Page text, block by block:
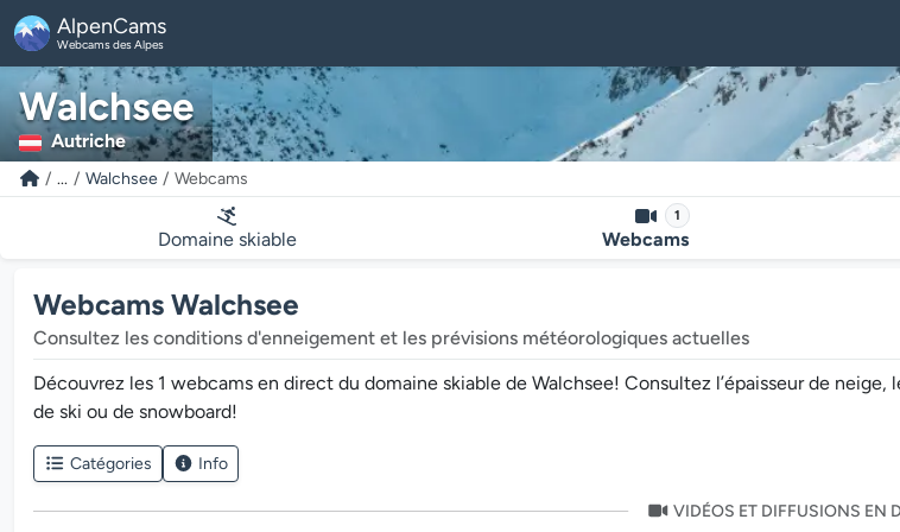
AlpenCams
Webcams des Alpes
Walchsee
Autriche
... Walchsee Webcams
Domaine skiable
1
Webcams
Webcams Walchsee
Consultez les conditions d'enneigement et les prévisions météorologiques actuelles
Découvrez les 1 webcams en direct du domaine skiable de Walchsee! Consultez l’épaisseur de
de ski ou de snowboard!
Catégories Info
VIDÉOS ET DIFFUSIONS EN